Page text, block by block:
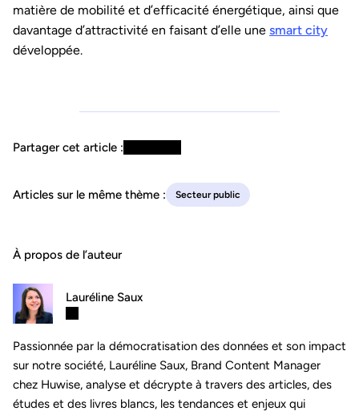
matière de mobilité et d’efficacité énergétique, ainsi que
davantage d’attractivité en faisant d’elle une smart city
développée.
Partager cet article :
Articles sur le même thème : Secteur public
À propos de l’auteur
Lauréline Saux
Passionnée par la démocratisation des données et son impact
sur notre société, Lauréline Saux, Brand Content Manager
chez Huwise, analyse et décrypte à travers des articles, des
études et des livres blancs, les tendances et enjeux qui